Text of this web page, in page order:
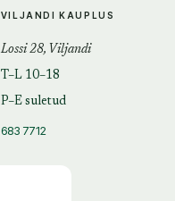
VILJANDI KAUPLUS
Lossi 28, Viljandi
T–L 10–18
P–E suletud
683 7712